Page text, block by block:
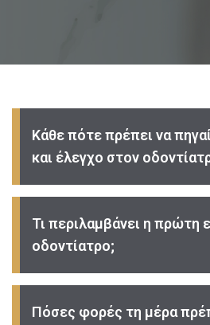
Κάθε πότε πρέπει να
και έλεγχο στον
Τι περιλαμβάνει η πρώτη
οδοντίατρο;
Πόσες φορές τη μέρα